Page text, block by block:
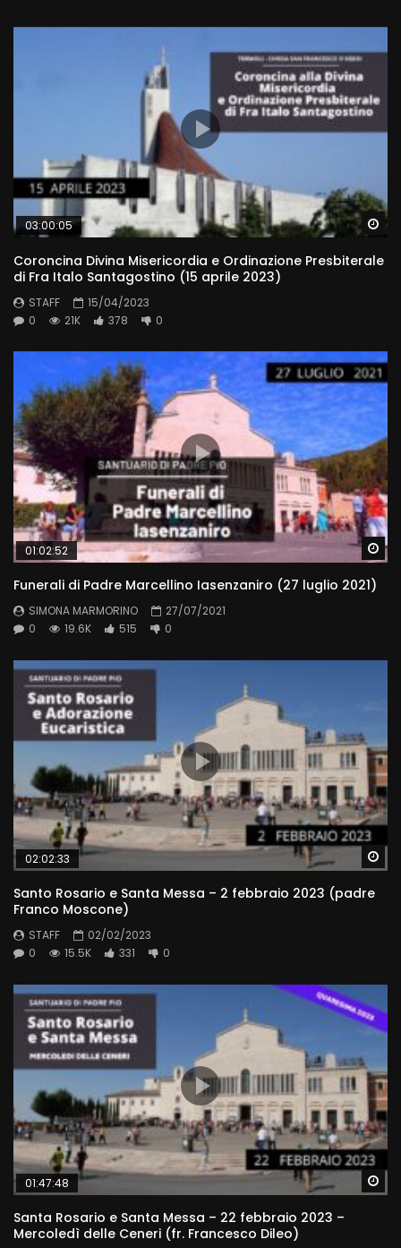
03:00:05
Coroncina Divina Misericordia e Ordinazione Presbiterale
di Fra Italo Santagostino (15 aprile 2023)
STAFF
15/04/2023
0
21K 378 0
01:02:52
Funerali di Padre Marcellino Iasenzaniro (27 luglio 2021)
SIMONA MARMORINO
27/07/2021
0
19.6K 515 0
02:02:33
Santo Rosario e Santa Messa – 2 febbraio 2023 (padre
Franco Moscone)
STAFF
02/02/2023
0
15.5K 331 0
01:47:48
Santa Rosario e Santa Messa – 22 febbraio 2023 –
Mercoledì delle Ceneri (fr. Francesco Dileo)